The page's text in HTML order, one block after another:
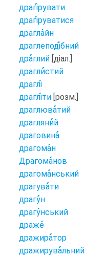
драгірувати
драгіруватися
драглайн
драглеподібний
драглий [діал.]
драглистий
драглі
драгліти [розм.]
драглюватий
драгляний
драговина
драгоман
Драгоманов
драгоманський
драгувати
драгун
драгунський
драже
дражиратор
дражирувальний